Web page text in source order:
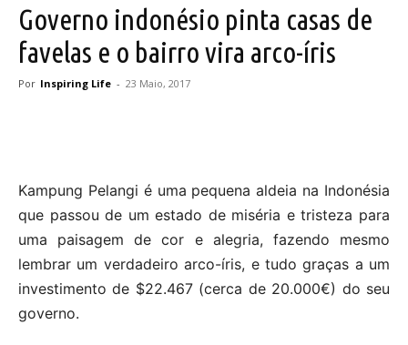
Governo indonésio pinta casas de
favelas e o bairro vira arco-íris
Por Inspiring Life - 23 Maio, 2017
Kampung Pelangi é uma pequena aldeia na Indonésia
que passou de um estado de miséria e tristeza para
uma paisagem de cor e alegria, fazendo mesmo
lembrar um verdadeiro arco-íris, e tudo graças a um
investimento de $22.467 (cerca de 20.000€) do seu
governo.